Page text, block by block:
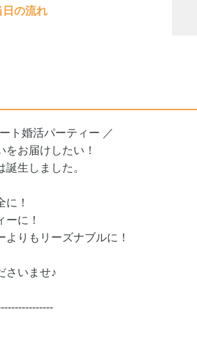
日の流れ
ト婚活パーティー ／
お届けしたい！
生しました。
！
に！
りもリーズナブルに！
さいませ♪